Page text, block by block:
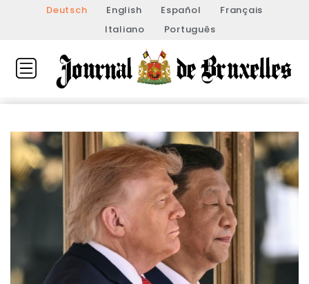
Deutsch English Español
Français
Italiano
Português